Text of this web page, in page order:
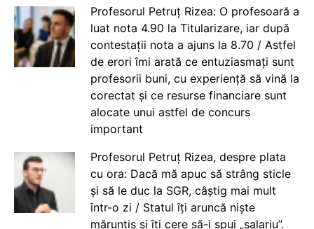
Profesorul Petruț Rizea: O profesoară a
luat nota 4.90 la Titularizare, iar după
contestații nota a ajuns la 8.70 / Astfel
de erori îmi arată ce entuziasmați sunt
profesorii buni, cu experiență să vină la
corectat și ce resurse financiare sunt
alocate unui astfel de concurs
important
Profesorul Petruț Rizea, despre plata
cu ora: Dacă mă apuc să strâng sticle
și să le duc la SGR, câștig mai mult
într-o zi / Statul îți aruncă niște
mărunțiș și îți cere să-i spui „salariu”.